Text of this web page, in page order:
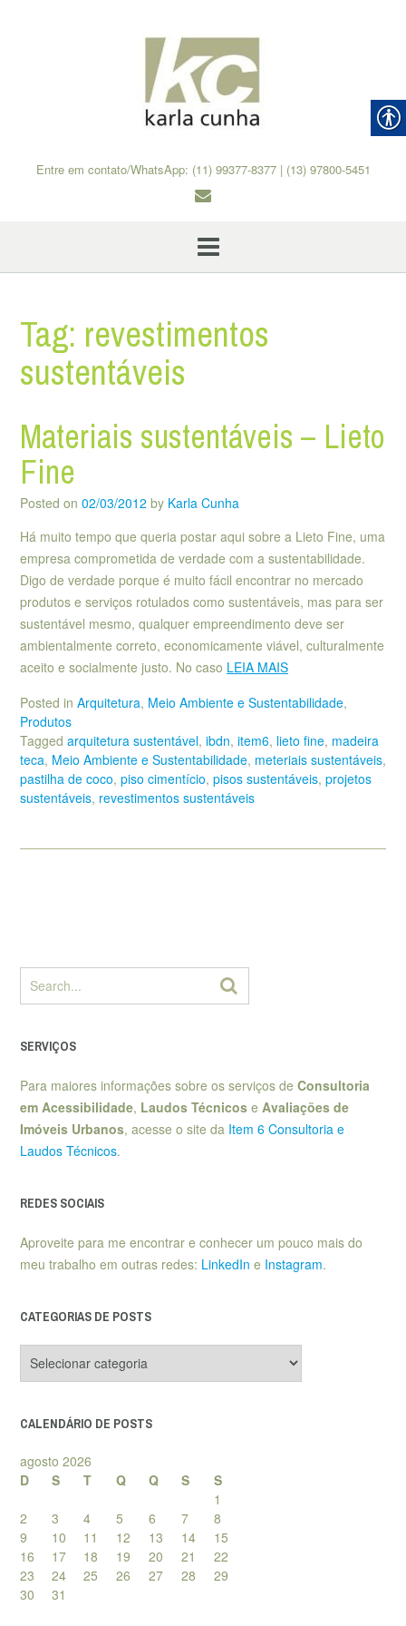
Entre em contato/WhatsApp: (11) 99377-8377 | (13) 97800-5451
Tag: revestimentos
sustentáveis
Materiais sustentáveis – Lieto
Fine
Posted on 02/03/2012 by Karla Cunha
Há muito tempo que queria postar aqui sobre a Lieto Fine, uma
empresa comprometida de verdade com a sustentabilidade.
Digo de verdade porque é muito fácil encontrar no mercado
produtos e serviços rotulados como sustentáveis, mas para ser
sustentável mesmo, qualquer empreendimento deve ser
ambientalmente correto, economicamente viável, culturalmente
aceito e socialmente justo. No caso LEIA MAIS
Posted in Arquitetura, Meio Ambiente e Sustentabilidade,
Produtos
Tagged arquitetura sustentável, ibdn, item6, lieto fine, madeira
teca, Meio Ambiente e Sustentabilidade, meteriais sustentáveis,
pastilha de coco, piso cimentício, pisos sustentáveis, projetos
sustentáveis, revestimentos sustentáveis
SERVIÇOS
Para maiores informações sobre os serviços de Consultoria
em Acessibilidade, Laudos Técnicos e Avaliações de
Imóveis Urbanos, acesse o site da Item 6 Consultoria e
Laudos Técnicos.
REDES SOCIAIS
Aproveite para me encontrar e conhecer um pouco mais do
meu trabalho em outras redes: LinkedIn e Instagram.
CATEGORIAS DE POSTS
de
CALENDÁRIO DE POSTS
agosto 2026
D
S T Q Q S
S
1
2
3 4 5 6 7
8
9
10 11 12 13 14
15
16
17 18 19 20 21
22
23
24 25 26 27 28
29
30
31